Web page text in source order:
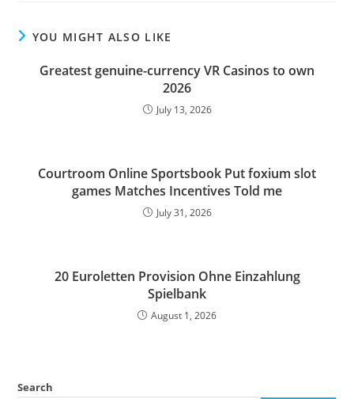
YOU MIGHT ALSO LIKE
Greatest genuine-currency VR Casinos to own
2026
July 13, 2026
Courtroom Online Sportsbook Put foxium slot
games Matches Incentives Told me
July 31, 2026
20 Euroletten Provision Ohne Einzahlung
Spielbank
August 1, 2026
Search